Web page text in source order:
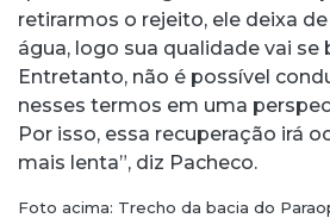
retirarmos o rejeito, ele deixa
água, logo sua qualidade vai se
Entretanto, não é possível
nesses termos em uma
Por isso, essa recuperação irá
mais lenta”, diz Pacheco.
Foto acima: Trecho da bacia do